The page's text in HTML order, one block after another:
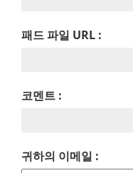
패드 파일 URL :
코멘트 :
귀하의 이메일 :